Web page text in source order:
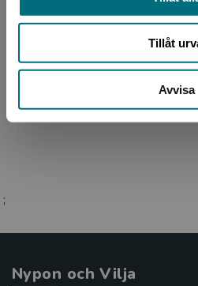
Tillåt
Avvisa
Niklas
Niklas Lindblad är född
med grafisk form i över 35
åren har han varit
bokomslag ...
;
Nypon och Vilja